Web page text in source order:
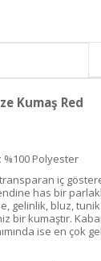
Kumaş Red
%100 Polyester
iç
has bir
gelinlik, bluz,
bir kumaştır.
ise en çok